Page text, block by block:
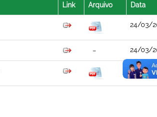
Link Arquivo Data
24/03/
24/03/
09/05/